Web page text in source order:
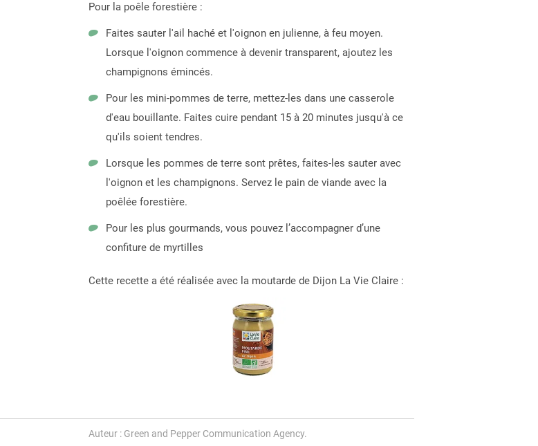
Pour la poêle forestière :
Faites sauter l'ail haché et l'oignon en julienne, à feu moyen.
Lorsque l'oignon commence à devenir transparent, ajoutez les
champignons émincés.
Pour les mini-pommes de terre, mettez-les dans une casserole
d'eau bouillante. Faites cuire pendant 15 à 20 minutes jusqu'à ce
qu'ils soient tendres.
Lorsque les pommes de terre sont prêtes, faites-les sauter avec
l'oignon et les champignons. Servez le pain de viande avec la
poêlée forestière.
Pour les plus gourmands, vous pouvez l’accompagner d’une
confiture de myrtilles
Cette recette a été réalisée avec la moutarde de Dijon La Vie Claire :
Auteur : Green and Pepper Communication Agency.